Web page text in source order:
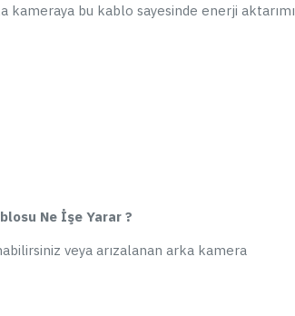
bu kablo sayesinde enerji aktarımı
Ne İşe Yarar ?
veya arızalanan arka kamera
Hemen Al
Whatsapp Destek